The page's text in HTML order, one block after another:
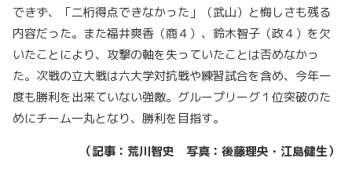
できず、「二桁得点できなかった」（武山）と悔しさも残る
内容だった。また福井爽香（商４）、鈴木智子（政４）を欠
いたことにより、攻撃の軸を失っていたことは否めなかっ
た。次戦の立大戦は六大学対抗戦や練習試合を含め、今年一
度も勝利を出来ていない強敵。グループリーグ１位突破のた
めにチーム一丸となり、勝利を目指す。
（記事：荒川智史 写真：後藤理央・江島健生）